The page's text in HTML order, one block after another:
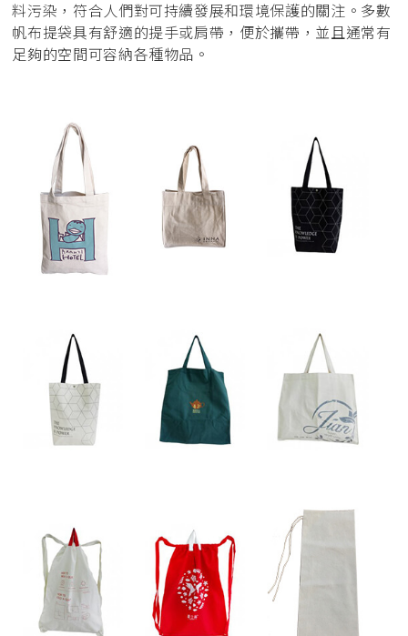
料污染，符合人們對可持續發展和環境保護的關注。多數
帆布提袋具有舒適的提手或肩帶，便於攜帶，並且通常有
足夠的空間可容納各種物品。